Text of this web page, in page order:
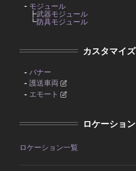
モジュール
┣武器モジュール
┗防具モジュール
カスタマイズ
バナー
護送車両
エモート
ロケーション
ロケーション一覧